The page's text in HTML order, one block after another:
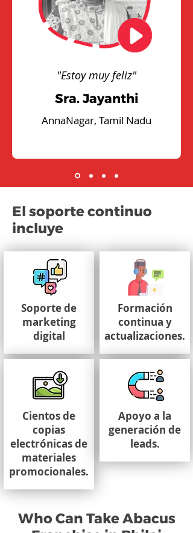
"Estoy muy feliz"
Sra. Jayanthi
AnnaNagar, Tamil Nadu
El soporte continuo
incluye
Soporte de
marketing
digital
Cientos de
copias
electrónicas de
materiales
promocionales.
Formación
continua y
actualizaciones.
Apoyo a la
generación de
leads.
Who Can Take Abacus